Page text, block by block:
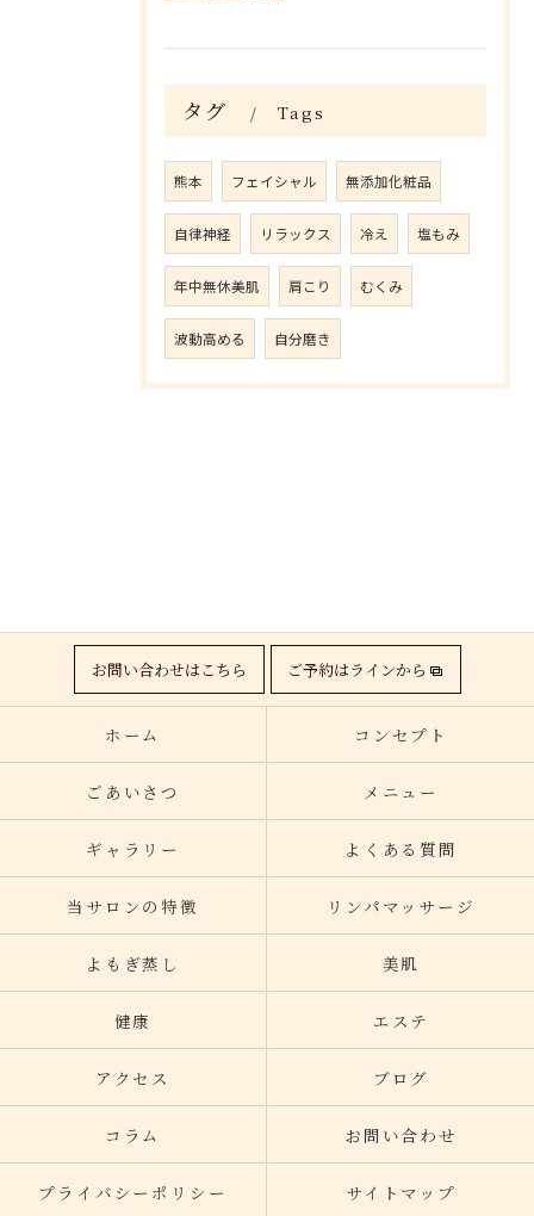
タグ Tags
熊本 フェイシャル 無添加化粧品
自律神経 リラックス 冷え 塩もみ
年中無休美肌 肩こり むくみ
波動高める 自分磨き
お問い合わせはこちら ご予約はラインから
ホーム コンセプト
ごあいさつ メニュー
ギャラリー よくある質問
当サロンの特徴 リンパマッサージ
よもぎ蒸し 美肌
健康 エステ
アクセス ブログ
コラム お問い合わせ
プライバシーポリシー サイトマップ